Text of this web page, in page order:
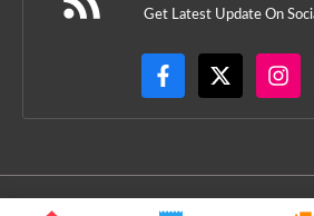
Get Latest Update On
All Rights Reserved © 2025